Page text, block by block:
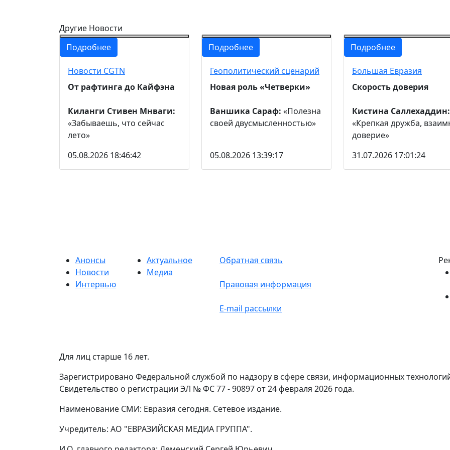
Другие Новости
Подробнее
Новости CGTN
От рафтинга до Кайфэна
Киланги Стивен Мнваги:
«Забываешь, что сейчас
лето»
05.08.2026 18:46:42
Подробнее
Геополитический сценарий
Новая роль «Четверки»
Ваншика Сараф: «Полезна
своей двусмысленностью»
05.08.2026 13:39:17
Подробнее
Большая Евразия
Скорость доверия
Кистина Саллехаддин:
«Крепкая дружба,
доверие»
31.07.2026 17:01:24
Анонсы
Новости
Интервью
Актуальное
Медиа
Обратная связь
Правовая информация
E-mail рассылки
Для лиц старше 16 лет.
Зарегистрировано Федеральной службой по надзору в сфере связи, информационных
Свидетельство о регистрации ЭЛ № ФС 77 - 90897 от 24 февраля 2026 года.
Наименование СМИ: Евразия сегодня. Сетевое издание.
Учредитель: АО "ЕВРАЗИЙСКАЯ МЕДИА ГРУППА".